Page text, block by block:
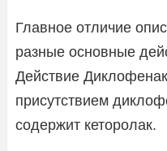
Главное отличие
разные основные
Действие
присутствием
содержит кеторолак.